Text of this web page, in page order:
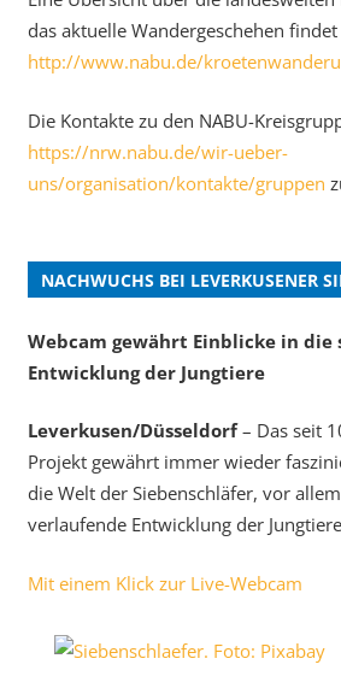
das aktuelle Wandergeschehen
http://www.nabu.de/
Die Kontakte zu den NABU-
https://nrw.nabu.de/wir-ueber-
uns/organisation/kontakte/gruppen
NACHWUCHS BEI LEVERKUSENER
Webcam gewährt Einblicke in die
Entwicklung der Jungtiere
Leverkusen/Düsseldorf– Das seit
Projekt gewährt immer wieder
die Welt der Siebenschläfer, vor
verlaufende Entwicklung der
Mit einem Klick zur Live-Webcam